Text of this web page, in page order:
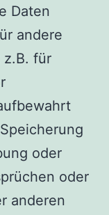
Daten
andere
z.B. für
oder
oder
anderen